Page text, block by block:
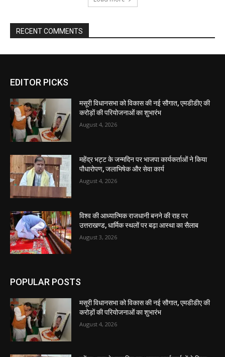
EDITOR PICKS
मसूरी विधानसभा को विकास की नई सौगात, एमडीडीए की
करोड़ों की परियोजनाओं का शुभारंभ
August 4, 2026
महेंद्र भट्ट के जन्मदिन पर भाजपा कार्यकर्ताओं ने किया
पौधारोपण, जलाभिषेक और सेवा कार्य
August 4, 2026
विश्व की आध्यात्मिक राजधानी बनने की राह पर
उत्तराखण्ड, धार्मिक स्थलों पर बढ़ा आस्था का सैलाब
August 3, 2026
POPULAR POSTS
मसूरी विधानसभा को विकास की नई सौगात, एमडीडीए की
करोड़ों की परियोजनाओं का शुभारंभ
August 4, 2026